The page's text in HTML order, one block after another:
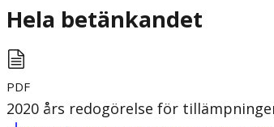
Hela betänkandet
PDF
2020 års redogörelse för